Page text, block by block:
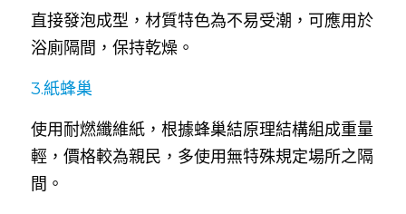
直接發泡成型，材質特色為不易受潮，可應用於
浴廁隔間，保持乾燥。
3.紙蜂巢
使用耐燃纖維紙，根據蜂巢結原理結構組成重量
輕，價格較為親民，多使用無特殊規定場所之隔
間。